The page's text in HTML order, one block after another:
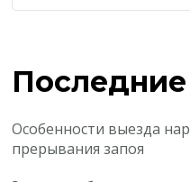
Особенности выезда
прерывания запоя